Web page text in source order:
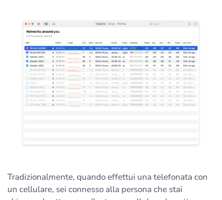
Tradizionalmente, quando effettui una telefonata con
un cellulare, sei connesso alla persona che stai